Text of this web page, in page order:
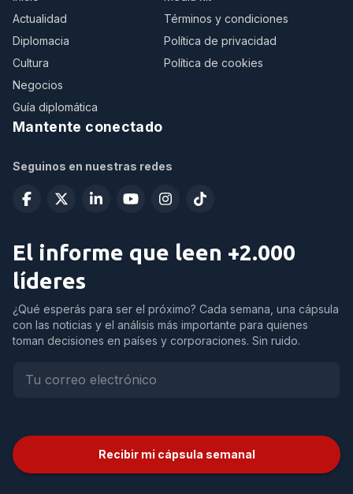
Actualidad
Diplomacia
Cultura
Negocios
Guía diplomática
Términos y condiciones
Política de privacidad
Política de cookies
Mantente conectado
Seguinos en nuestras redes
El informe que leen +2.000
líderes
¿Qué esperás para ser el próximo? Cada semana, una cápsula
con las noticias y el análisis más importante para quienes
toman decisiones en países y corporaciones. Sin ruido.
Recibir mi cápsula semanal